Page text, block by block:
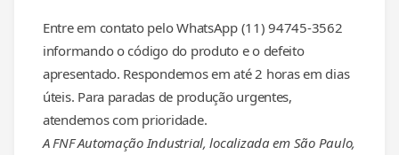
Entre em contato pelo WhatsApp (11) 94745-3562
informando o código do produto e o defeito
apresentado. Respondemos em até 2 horas em dias
úteis. Para paradas de produção urgentes,
atendemos com prioridade.
A FNF Automação Industrial, localizada em São Paulo,